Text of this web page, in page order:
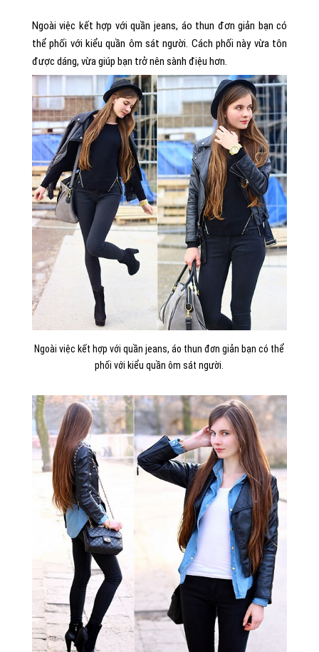
Ngoài việc kết hợp với quần jeans, áo thun đơn giản bạn có
thể phối với kiểu quần ôm sát người. Cách phối này vừa tôn
được dáng, vừa giúp bạn trở nên sành điệu hơn.
Ngoài việc kết hợp với quần jeans, áo thun đơn giản bạn có thể
phối với kiểu quần ôm sát người.